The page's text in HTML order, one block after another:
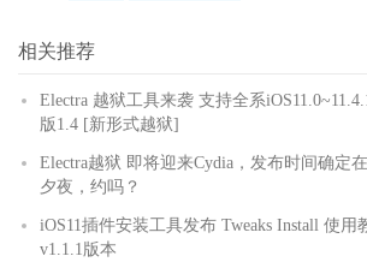
相关推荐
Electra 越狱工具来袭 支持全系
版1.4 [新形式越狱]
Electra越狱 即将迎来Cydia，发布时间确定
夕夜，约吗？
iOS11插件安装工具发布 Tweaks Install 使
v1.1.1版本